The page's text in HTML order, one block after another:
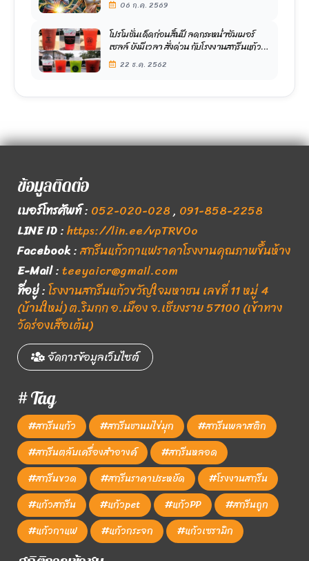
06 ก.ค. 2569
โปรโมชั่นเด็ดก่อนสิ้นปี ลดกระหน่ำซัมเมอร์
เซลล์ ยังมีเวลา สั่งด่วน กับโรงงานสกรีนแก้ว
ขวัญใจมหาชน
22 ธ.ค. 2562
ข้อมูลติดต่อ
เบอร์โทรศัพท์: 052-020-028, 091-858-2258
LINE ID:https://lin.ee/vpTRVOo
Facebook:สกรีนแก้วกาแฟราคาโรงงานคุณภาพขึ้นห้าง
E-Mail:teeyaicr@gmail.com
ที่อยู่:โรงงานสกรีนแก้วขวัญใจมหาชน เลขที่ 11 หมู่ 4
(บ้านใหม่) ต.ริมกก อ.เมือง จ.เชียงราย 57100 (เข้าทาง
วัดร่องเสือเต้น)
จัดการข้อมูลเว็บไซต์
# Tag
#สกรีนแก้ว #สกรีนชานมไข่มุก
#สกรีนพลาสติก
#สกรีนตลับเครื่องสำอางค์
#สกรีนหลอด
#สกรีนขวด
#สกรีนราคาประหยัด
#โรงงานสกรีน
#แก้วสกรีน
#แก้วpet #แก้วPP
#สกรีนถูก
#แก้วกาแฟ
#แก้วกระจก #แก้วเซรามิก